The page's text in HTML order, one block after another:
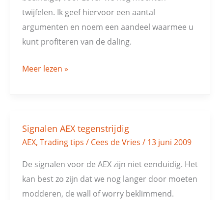
twijfelen. Ik geef hiervoor een aantal
argumenten en noem een aandeel waarmee u
kunt profiteren van de daling.
Meer lezen »
Signalen AEX tegenstrijdig
AEX, Trading tips / Cees de Vries / 13 juni 2009
De signalen voor de AEX zijn niet eenduidig. Het
kan best zo zijn dat we nog langer door moeten
modderen, de wall of worry beklimmend.
Signalen
AEX
tegenstrijdig